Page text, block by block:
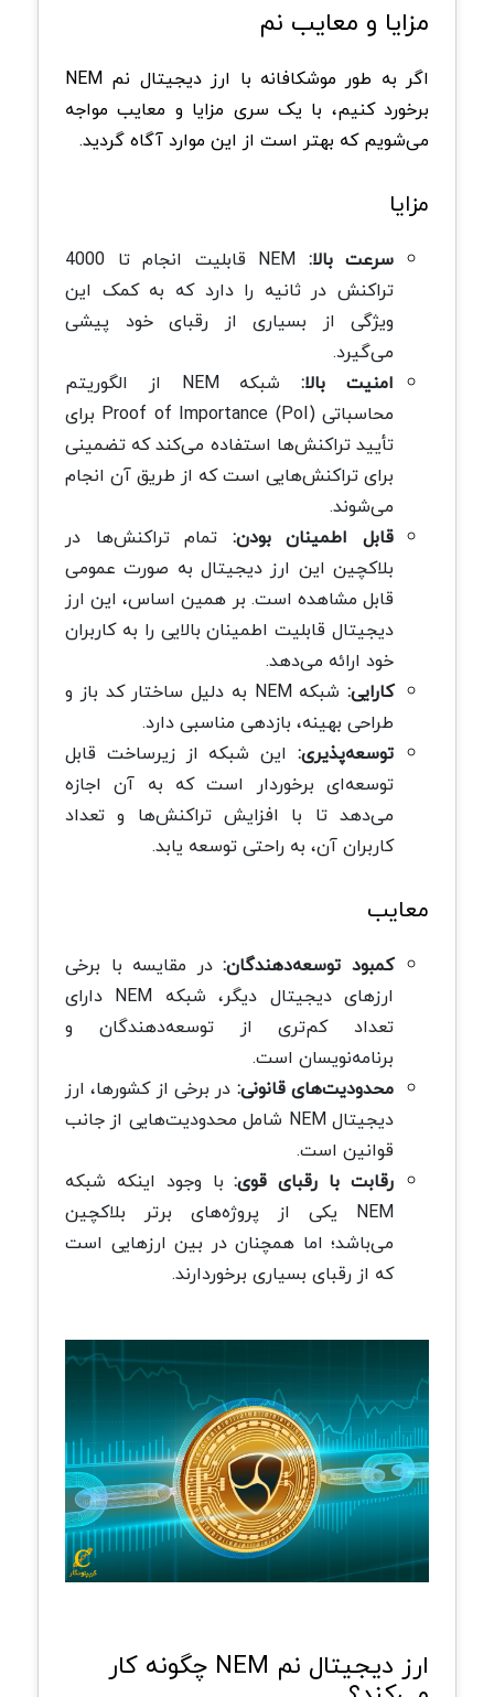
مزایا و معایب نم
اگر به طور موشکافانه با ارز دیجیتال نم NEM
برخورد کنیم، با یک سری مزایا و معایب مواجه
می‌شویم که بهتر است از این موارد آگاه گردید.
مزایا
سرعت بالا:
NEM قابلیت انجام تا 4000
تراکنش در ثانیه را دارد که به کمک این
ویژگی از بسیاری از رقبای خود پیشی
می‌گیرد.
امنیت بالا:
شبکه NEM از الگوریتم
محاسباتی Proof of Importance (PoI) برای
تأیید تراکنش‌ها استفاده می‌کند که تضمینی
برای تراکنش‌هایی است که از طریق آن انجام
می‌شوند.
قابل اطمینان بودن: تمام تراکنش‌ها در
بلاکچین این ارز دیجیتال به صورت عمومی
قابل مشاهده است. بر همین اساس، این ارز
دیجیتال قابلیت اطمینان بالایی را به کاربران
خود ارائه می‌دهد.
کارایی:
شبکه NEM به دلیل ساختار کد باز و
طراحی بهینه، بازدهی مناسبی دارد.
توسعه‌پذیری: این شبکه از زیرساخت قابل
توسعه‌ای برخوردار است که به آن اجازه
می‌دهد تا با افزایش تراکنش‌ها و تعداد
کاربران آن، به راحتی توسعه یابد.
معایب
کمبود توسعه‌دهندگان:در مقایسه با برخی
ارزهای دیجیتال دیگر، شبکه NEM دارای
تعداد کم‌تری از توسعه‌دهندگان و
برنامه‌نویسان است.
محدودیت‌های قانونی: در برخی از کشورها، ارز
دیجیتال NEM شامل محدودیت‌هایی از جانب
قوانین است.
رقابت با رقبای قوی: با وجود اینکه شبکه
NEM یکی از پروژه‌های برتر بلاکچین
می‌باشد؛ اما همچنان در بین ارزهایی است
که از رقبای بسیاری برخوردارند.
ارز دیجیتال نم NEM چگونه کار